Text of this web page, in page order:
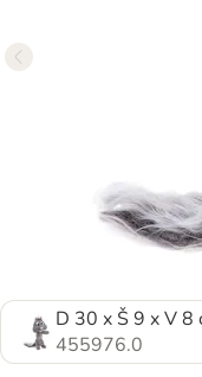
D 30 x Š 9 x V 8
455976.0